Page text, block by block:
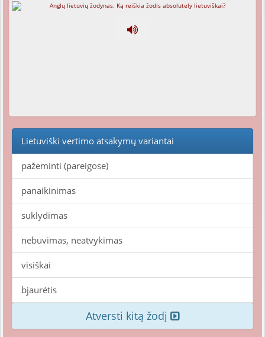
Lietuviški vertimo atsakymų variantai
pažeminti (pareigose)
panaikinimas
suklydimas
nebuvimas, neatvykimas
visiškai
bjaurėtis
Atversti kitą žodį